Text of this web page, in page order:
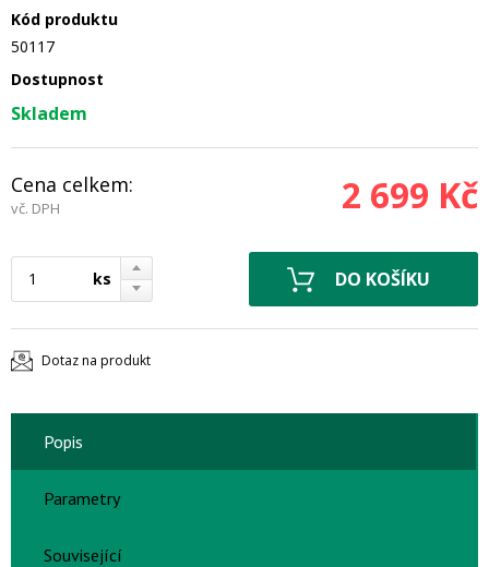
Kód produktu
50117
Dostupnost
Skladem
Cena celkem:
vč. DPH 2 699 Kč
ks
Dotaz na produkt
Popis
Parametry
Související